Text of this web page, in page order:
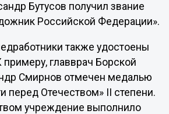
Бутусов получил звание
Российской Федерации».
также удостоены
примеру, главврач Борской
Смирнов отмечен медалью
перед Отечеством» II степени.
учреждение выполнило